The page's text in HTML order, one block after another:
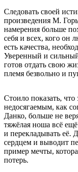
Следовать своей
произведения М.
намерения больше
себя и всех, кого он
есть качества,
Уверенный и
готов отдать свою
племя безвольно и
Стоило показать,
недосягаемым, как
Данко, больше не
тяжёлая ноша всё
и перекладывать её.
сердцем и выводит
пример мечты,
потерь.